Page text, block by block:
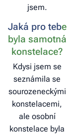
jsem.
Jaká pro tebe
byla samotná
konstelace?
Kdysi jsem se
seznámila se
sourozeneckými
konstelacemi,
ale osobní
konstelace byla